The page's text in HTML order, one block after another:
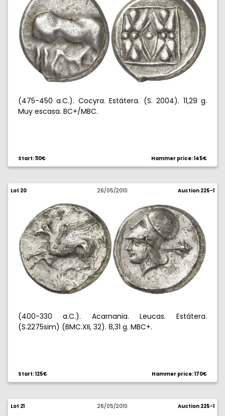
(475-450 a.C.). Cocyra. Estátera. (S. 2004). 11,29 g.
Muy escasa. BC+/MBC.
Start: 110€ Hammer price: 145€
Lot 20 26/05/2010 Auction 225-1
(400-330 a.C.). Acarnania. Leucas. Estátera.
(S.2275sim) (BMC.XII, 32). 8,31 g. MBC+.
Start: 125€ Hammer price: 170€
Lot 21 26/05/2010 Auction 225-1